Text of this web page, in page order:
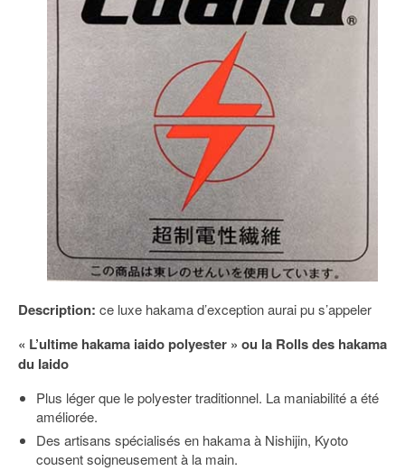
Description: ce luxe hakama d’exception aurai pu s’appeler
« L’ultime hakama iaido polyester » ou la Rolls des hakama
du Iaido
Plus léger que le polyester traditionnel. La maniabilité a été
améliorée.
Des artisans spécialisés en hakama à Nishijin, Kyoto
cousent soigneusement à la main.